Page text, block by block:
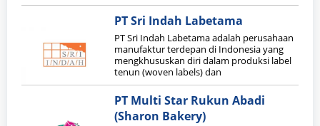
PT Sri Indah Labetama
PT Sri Indah Labetama adalah perusahaan
manufaktur terdepan di Indonesia yang
mengkhususkan diri dalam produksi label
tenun (woven labels) dan
PT Multi Star Rukun Abadi
(Sharon Bakery)